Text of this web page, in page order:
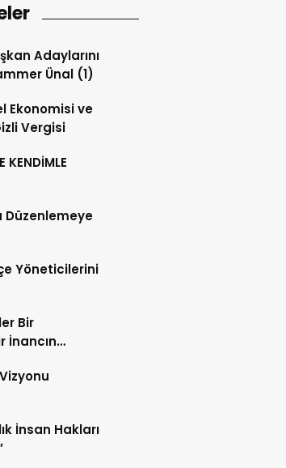
Adaylarını
Ünal (1)
Ekonomisi ve
Vergisi
KENDİMLE
Düzenlemeye
Yöneticilerini
Bir
İnancın
İnsan Hakları